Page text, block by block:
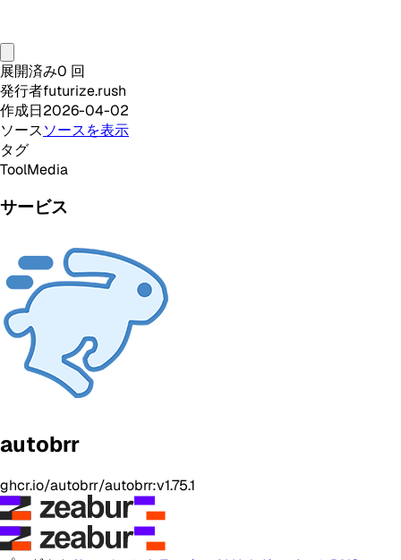
展開済み0 回
発行者futurize.rush
作成日2026-04-02
ソースソースを表示
タグ
ToolMedia
サービス
autobrr
ghcr.io/autobrr/autobrr:v1.75.1